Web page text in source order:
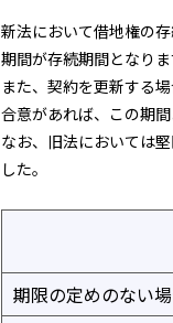
新法において借地権の
期間が存続期間となりま
また、契約を更新する
合意があれば、この期間
なお、旧法においては
した。
期限の定めのない